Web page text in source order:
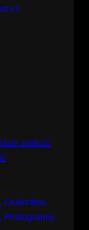
c2
znaleźć
Celebrities
Photography